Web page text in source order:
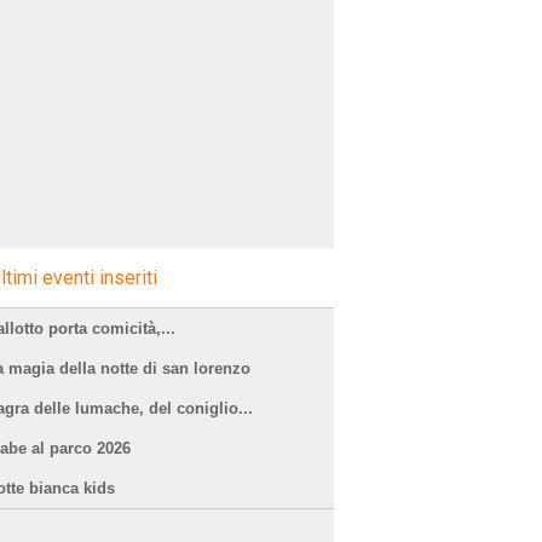
eventi inseriti
porta comicità,...
magia della notte di san lorenzo
delle lumache, del coniglio...
al parco 2026
bianca kids